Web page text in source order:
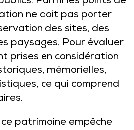
ne doit pas porter
des sites, des
paysages. Pour évaluer
prises en considération
mémorielles,
ce qui comprend
patrimoine empêche